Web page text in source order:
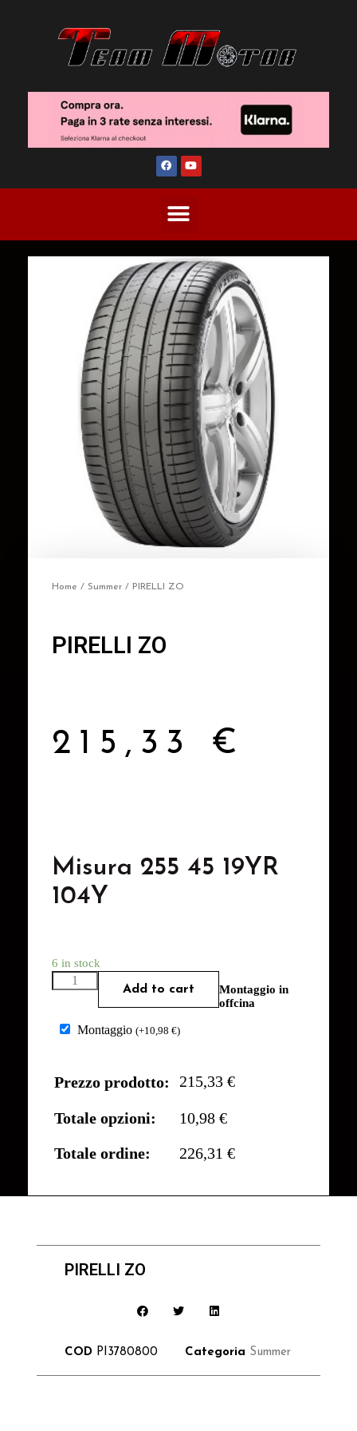
Home / Summer / PIRELLI ZO
PIRELLI ZO
215,33 €
Misura 255 45 19YR
104Y
6 in stock
Add to cart
Montaggio in
offcina
Montaggio (+10,98 €)
Prezzo prodotto: 215,33 €
Totale opzioni:
10,98 €
Totale ordine:
226,31 €
PIRELLI ZO
COD PI3780800 Categoria Summer